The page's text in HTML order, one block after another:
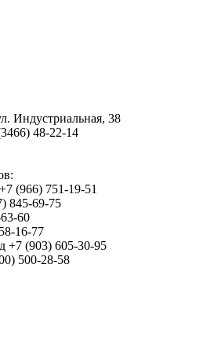
Индустриальная, 38
48-22-14
(966) 751-19-51
845-69-75
60
16-77
+7 (903) 605-30-95
500-28-58